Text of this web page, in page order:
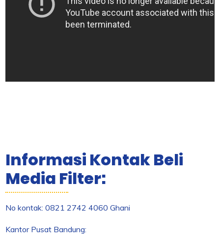
Informasi Kontak Beli
Media Filter:
No kontak: 0821 2742 4060 Ghani
Kantor Pusat Bandung: